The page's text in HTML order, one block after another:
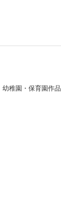
幼稚園・保育園作品